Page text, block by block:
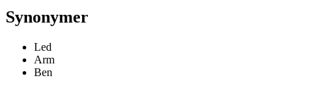
Synonymer
Led
Arm
Ben